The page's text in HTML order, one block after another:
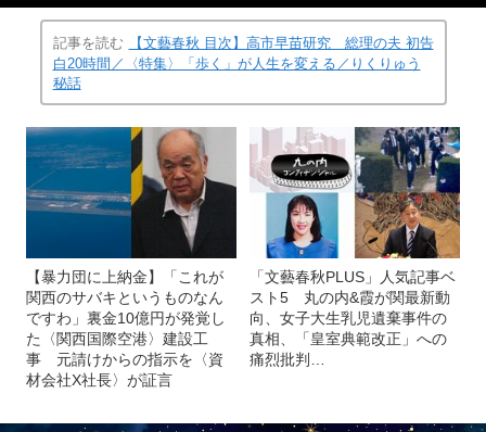
記事を読む
【文藝春秋 目次】高市早苗研究 総理の夫 初告
白20時間／〈特集〉「歩く」が人生を変える／りくりゅう
秘話
【暴力団に上納金】「これが
関西のサバキというものなん
ですわ」裏金10億円が発覚し
た〈関西国際空港〉建設工
事 元請けからの指示を〈資
材会社X社長〉が証言
「文藝春秋PLUS」人気記事ベ
スト5 丸の内&霞が関最新動
向、女子大生乳児遺棄事件の
真相、「皇室典範改正」への
痛烈批判…